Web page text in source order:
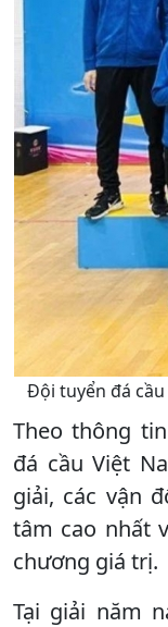
Đội tuyển đá cầu
Theo thông
đá cầu Việt
giải, các vận
tâm cao nhất
chương giá trị.
Tại giải năm